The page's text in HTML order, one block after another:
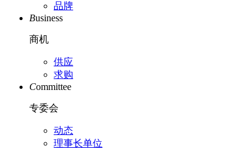
品牌
Business
商机
供应
求购
Committee
专委会
动态
理事长单位